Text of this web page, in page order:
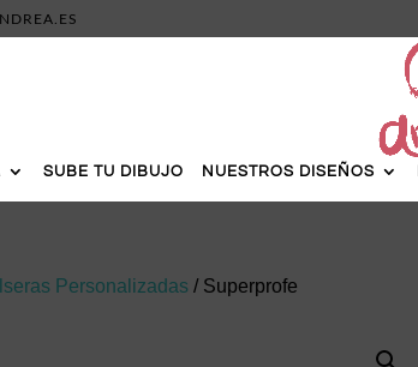
SUBE TU DIBUJO NUESTROS DISEÑOS
Personalizadas / Superprofe